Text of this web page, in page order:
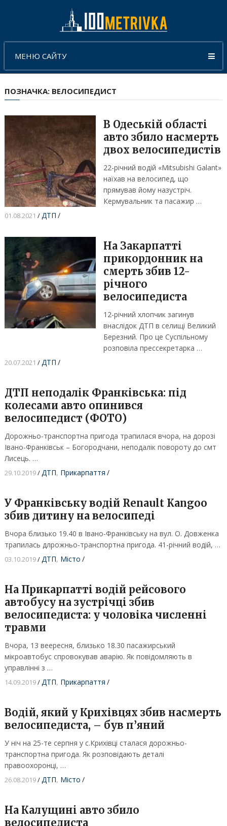
МЕНЮ САЙТУ
ПОЗНАЧКА: ВЕЛОСИПЕДИСТ
В Одеській області
авто збило насмерть
двох велосипедистів
22-річний водій «Mitsubishi Galant»
наїхав на велосипед, що
прямував йому назустріч.
Кермувальник та пасажир …
01.08.2021 /ДТП /
На Закарпатті
прикордонник на
смерть збив 12-
річного
велосипедиста
12-річний хлопчик загинув
внаслідок ДТП в селищі Великий
Березний. Про це Суспільному
розповіла прессекретарка …
20.07.2021 /ДТП /
ДТП неподалік Франківська: під
колесами авто опинився
велосипедист (ФОТО)
Дорожньо-транспортна пригода трапилася вчора, на дорозі
Івано-Франківськ – Богородчани, неподалік повороту до смт
Лисець. …
29.10.2019/ДТП, Прикарпаття /
У Франківську водій Renault Kangoo
збив дитину на велосипеді
Вчора близько 19.40 в Івано-Франківську на вул. О. Довженка
трапилась длрожньо-транспортна пригода. 41-річний водій, …
03.10.2019/ДТП, Місто /
На Прикарпатті водій рейсового
автобусу на зустрічці збив
велосипедиста: у чоловіка численні
травми
Вчора, 13 веересня, близько 18.30 пасажирський
мікроавтобус спровокував аварію. Як повідомляють в
управлінні з …
14.09.2019/ДТП, Прикарпаття /
Водій, який у Крихівцях збив насмерть
велосипедиста, – був п’яний
У ніч на 25-те серпня у с.Крихівці сталася дорожньо-
транспортна пригода. Як розповідають деталі
правоохоронці, …
26.08.2019/ДТП, Місто /
На Калущині авто збило
велосипедиста